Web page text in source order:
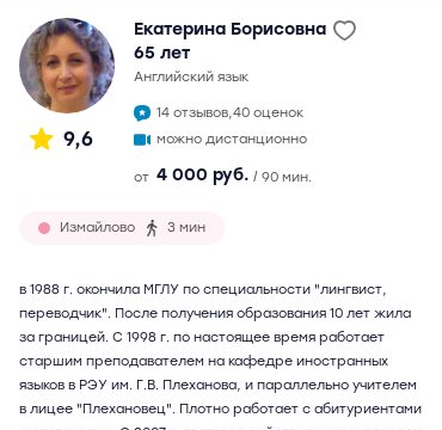
9,6
Екатерина Борисовна
65 лет
английский язык
14 отзывов,40 оценок
можно дистанционно
от 4 000 руб. / 90 мин.
Измайлово 3 мин
в 1988 г. окончила МГЛУ по специальности "лингвист,
переводчик". После получения образования 10 лет жила
за границей. С 1998 г. по настоящее время работает
старшим преподавателем на кафедре иностранных
языков в РЭУ им. Г.В. Плеханова, и параллельно учителем
в лицее "Плехановец". Плотно работает с абитуриентами